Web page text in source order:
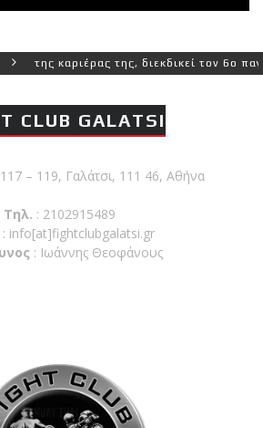
καριέρας της, διεκδικεί τον 6ο
CLUB GALATSI
– 119, Γαλάτσι, 111 46, Αθήνα
Τηλ. : 2102915489
: info[at]fightclubgalatsi.gr
: Ιωάννης Θεοφάνους